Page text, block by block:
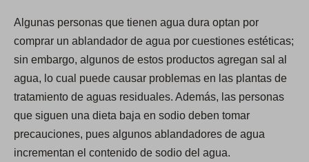
Algunas personas que tienen agua dura optan por
comprar un ablandador de agua por cuestiones estéticas;
sin embargo, algunos de estos productos agregan sal al
agua, lo cual puede causar problemas en las plantas de
tratamiento de aguas residuales. Además, las personas
que siguen una dieta baja en sodio deben tomar
precauciones, pues algunos ablandadores de agua
incrementan el contenido de sodio del agua.